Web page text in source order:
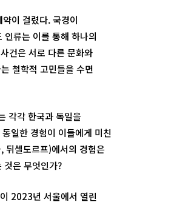
이 걸렸다. 국경이
류는 이를 통해 하나의
건은 서로 다른 문화와
철학적 고민들을 수면
각각 한국과 독일을
일한 경험이 이들에게 미친
뒤셀도르프)에서의 경험은
것은 무엇인가?
2023년 서울에서 열린